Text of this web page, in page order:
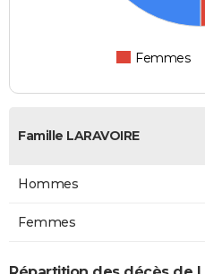
Femmes
Famille LARAVOIRE
Hommes
Femmes